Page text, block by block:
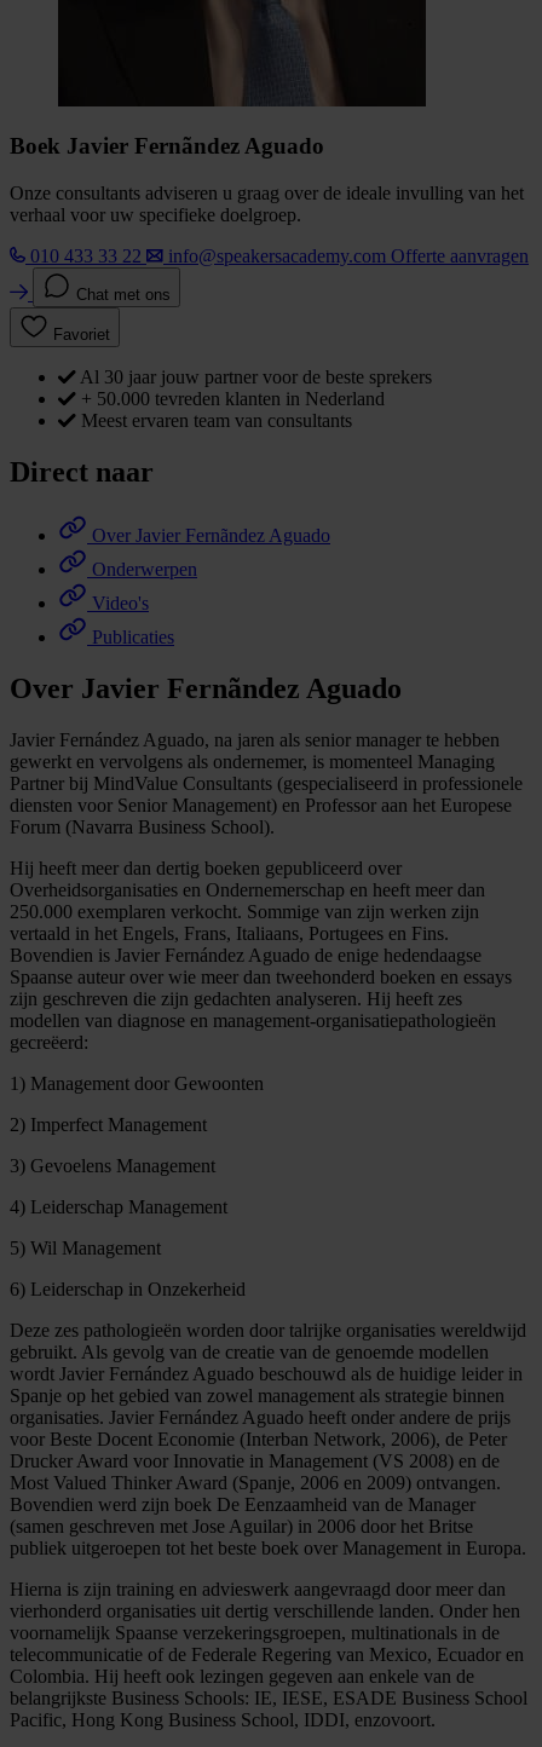
Boek Javier Fernãndez Aguado
Onze consultants adviseren u graag over de ideale invulling van het
verhaal voor uw specifieke doelgroep.
010 433 33 22
info@speakersacademy.com Offerte aanvragen
Chat met ons
Favoriet
Al 30 jaar jouw partner voor de beste sprekers
+ 50.000 tevreden klanten in Nederland
Meest ervaren team van consultants
Direct naar
Over Javier Fernãndez Aguado
Onderwerpen
Video's
Publicaties
Over Javier Fernãndez Aguado
Javier Fernández Aguado, na jaren als senior manager te hebben
gewerkt en vervolgens als ondernemer, is momenteel Managing
Partner bij MindValue Consultants (gespecialiseerd in professionele
diensten voor Senior Management) en Professor aan het Europese
Forum (Navarra Business School).
Hij heeft meer dan dertig boeken gepubliceerd over
Overheidsorganisaties en Ondernemerschap en heeft meer dan
250.000 exemplaren verkocht. Sommige van zijn werken zijn
vertaald in het Engels, Frans, Italiaans, Portugees en Fins.
Bovendien is Javier Fernández Aguado de enige hedendaagse
Spaanse auteur over wie meer dan tweehonderd boeken en essays
zijn geschreven die zijn gedachten analyseren. Hij heeft zes
modellen van diagnose en management-organisatiepathologieën
gecreëerd:
1) Management door Gewoonten
2) Imperfect Management
3) Gevoelens Management
4) Leiderschap Management
5) Wil Management
6) Leiderschap in Onzekerheid
Deze zes pathologieën worden door talrijke organisaties wereldwijd
gebruikt. Als gevolg van de creatie van de genoemde modellen
wordt Javier Fernández Aguado beschouwd als de huidige leider in
Spanje op het gebied van zowel management als strategie binnen
organisaties. Javier Fernández Aguado heeft onder andere de prijs
voor Beste Docent Economie (Interban Network, 2006), de Peter
Drucker Award voor Innovatie in Management (VS 2008) en de
Most Valued Thinker Award (Spanje, 2006 en 2009) ontvangen.
Bovendien werd zijn boek De Eenzaamheid van de Manager
(samen geschreven met Jose Aguilar) in 2006 door het Britse
publiek uitgeroepen tot het beste boek over Management in Europa.
Hierna is zijn training en advieswerk aangevraagd door meer dan
vierhonderd organisaties uit dertig verschillende landen. Onder hen
voornamelijk Spaanse verzekeringsgroepen, multinationals in de
telecommunicatie of de Federale Regering van Mexico, Ecuador en
Colombia. Hij heeft ook lezingen gegeven aan enkele van de
belangrijkste Business Schools: IE, IESE, ESADE Business School
Pacific, Hong Kong Business School, IDDI, enzovoort.